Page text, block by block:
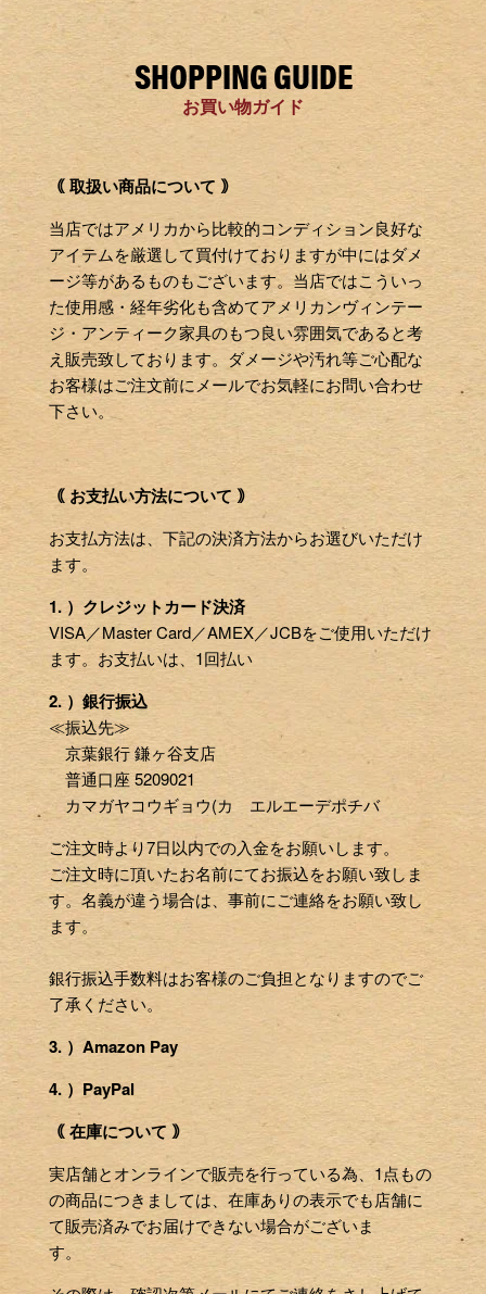
SHOPPING GUIDE
お買い物ガイド
｟ 取扱い商品について ｠
当店ではアメリカから比較的コンディション良好な
アイテムを厳選して買付けておりますが中にはダメ
ージ等があるものもございます。当店ではこういっ
た使用感・経年劣化も含めてアメリカンヴィンテー
ジ・アンティーク家具のもつ良い雰囲気であると考
え販売致しております。ダメージや汚れ等ご心配な
お客様はご注文前にメールでお気軽にお問い合わせ
下さい。
｟ お支払い方法について ｠
お支払方法は、下記の決済方法からお選びいただけ
ます。
1. ）クレジットカード決済
VISA／Master Card／AMEX／JCBをご使用いただけ
ます。お支払いは、1回払い
2. ）銀行振込
≪振込先≫
京葉銀行 鎌ヶ谷支店
普通口座 5209021
カマガヤコウギョウ(カ エルエーデポチバ
ご注文時より7日以内での入金をお願いします。
ご注文時に頂いたお名前にてお振込をお願い致しま
す。名義が違う場合は、事前にご連絡をお願い致し
ます。
銀行振込手数料はお客様のご負担となりますのでご
了承ください。
3. ）Amazon Pay
4. ）PayPal
｟ 在庫について ｠
実店舗とオンラインで販売を行っている為、1点もの
の商品につきましては、在庫ありの表示でも店舗に
て販売済みでお届けできない場合がございま
す。